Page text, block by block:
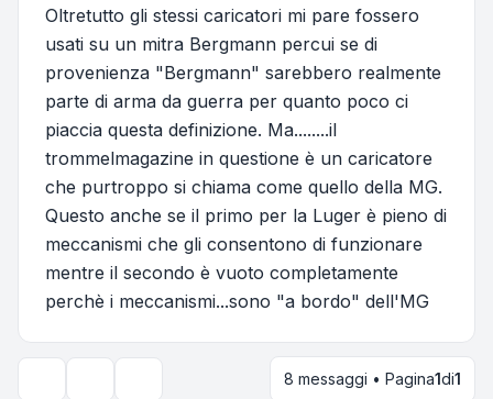
Oltretutto gli stessi caricatori mi pare fossero
usati su un mitra Bergmann percui se di
provenienza "Bergmann" sarebbero realmente
parte di arma da guerra per quanto poco ci
piaccia questa definizione. Ma........il
trommelmagazine in questione è un caricatore
che purtroppo si chiama come quello della MG.
Questo anche se il primo per la Luger è pieno di
meccanismi che gli consentono di funzionare
mentre il secondo è vuoto completamente
perchè i meccanismi...sono "a bordo" dell'MG
Opzioni di visualizzazione e ordinamento
8 messaggi • Pagina1di1